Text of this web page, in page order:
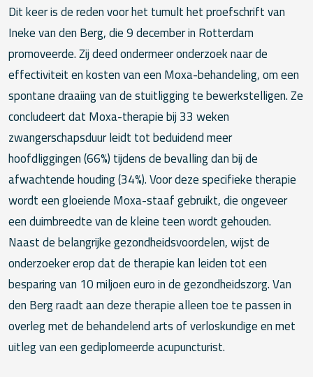
Dit keer is de reden voor het tumult het proefschrift van
Ineke van den Berg, die 9 december in Rotterdam
promoveerde. Zij deed ondermeer onderzoek naar de
effectiviteit en kosten van een Moxa-behandeling, om een
spontane draaiing van de stuitligging te bewerkstelligen. Ze
concludeert dat Moxa-therapie bij 33 weken
zwangerschapsduur leidt tot beduidend meer
hoofdliggingen (66%) tijdens de bevalling dan bij de
afwachtende houding (34%). Voor deze specifieke therapie
wordt een gloeiende Moxa-staaf gebruikt, die ongeveer
een duimbreedte van de kleine teen wordt gehouden.
Naast de belangrijke gezondheidsvoordelen, wijst de
onderzoeker erop dat de therapie kan leiden tot een
besparing van 10 miljoen euro in de gezondheidszorg. Van
den Berg raadt aan deze therapie alleen toe te passen in
overleg met de behandelend arts of verloskundige en met
uitleg van een gediplomeerde acupuncturist.